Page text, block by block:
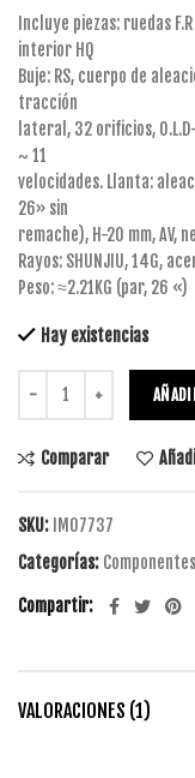
Incluye piezas: ruedas
interior HQ
Buje: RS, cuerpo de
tracción
lateral, 32 orificios,
~ 11
velocidades. Llanta:
26» sin
remache), H-20 mm, AV,
Rayos: SHUNJIU, 14G,
Peso: ≈2.21KG (par, 26 «)
Hay existencias
Comparar
SKU: IM07737
Categorías: Componentes
Compartir
VALORACIONES (1)